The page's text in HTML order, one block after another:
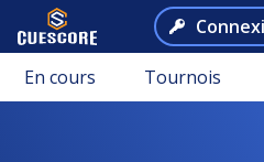
En cours Tournois